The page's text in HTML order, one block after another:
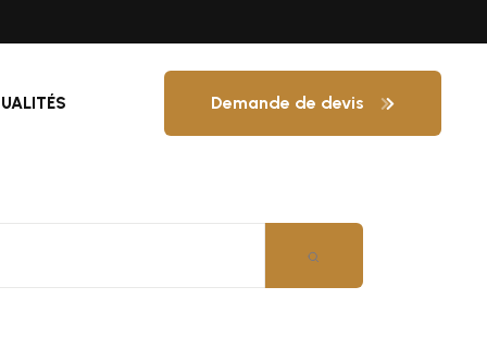
Demande de devis